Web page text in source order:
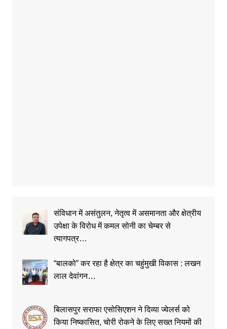
संविधान में असंतुलन, नेतृत्व में असमानता और क्षेत्रीय
उपेक्षा के विरोध में कमल सोनी का चेम्बर से
त्यागपत्र…
“बालको” कर रहा है क्षेत्र का चहुंमुखी विकास : लखन
लाल देवांगन…
बिलासपुर सराफा एसोसिएशन ने दिव्या ज्वेलर्स को
किया निष्कासित, चोरी रोकने के लिए सख्त नियमों की